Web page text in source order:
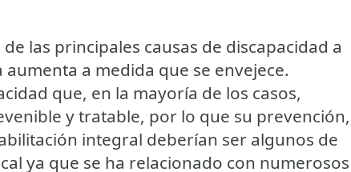
las principales causas de discapacidad a
a medida que se envejece.
que, en la mayoría de los casos,
y tratable, por lo que su prevención,
integral deberían ser algunos de
ya que se ha relacionado con numerosos